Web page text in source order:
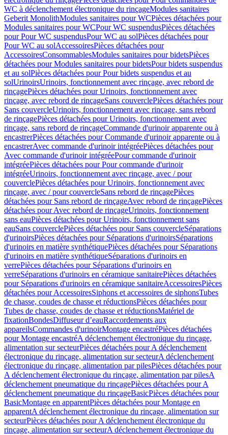
WC à déclenchement électronique du rinçageModules sanitaires
Geberit MonolithModules sanitaires pour WCPièces détachées pour
Modules sanitaires pour WCPour WC suspendusPièces détachées
pour Pour WC suspendusPour WC au solPièces détachées pour
Pour WC au solAccessoiresPièces détachées pour
AccessoiresConsommablesModules sanitaires pour bidetsPièces
détachées pour Modules sanitaires pour bidetsPour bidets suspendus
et au solPièces détachées pour Pour bidets suspendus et au
solUrinoirsUrinoirs, fonctionnement avec rinçage, avec rebord de
rinçagePièces détachées pour Urinoirs, fonctionnement avec
rinçage, avec rebord de rinçageSans couverclePièces détachées pour
Sans couvercleUrinoirs, fonctionnement avec rinçage, sans rebord
de rinçagePièces détachées pour Urinoirs, fonctionnement avec
rinçage, sans rebord de rinçageCommande d'urinoir apparente ou à
encastrerPièces détachées pour Commande d'urinoir apparente ou à
encastrerAvec commande d'urinoir intégréePièces détachées pour
Avec commande d'urinoir intégréePour commande d'urinoir
intégréePièces détachées pour Pour commande d'urinoir
intégréeUrinoirs, fonctionnement avec rinçage, avec / pour
couverclePièces détachées pour Urinoirs, fonctionnement avec
rinçage, avec / pour couvercleSans rebord de rinçagePièces
détachées pour Sans rebord de rinçageAvec rebord de rinçagePièces
détachées pour Avec rebord de rinçageUrinoirs, fonctionnement
sans eauPièces détachées pour Urinoirs, fonctionnement sans
eauSans couverclePièces détachées pour Sans couvercleSéparations
d'urinoirsPièces détachées pour Séparations d'urinoirsSéparations
d'urinoirs en matière synthétiquePièces détachées pour Séparations
d'urinoirs en matière synthétiqueSéparations d'urinoirs en
verrePièces détachées pour Séparations d'urinoirs en
verreSéparations d'urinoirs en céramique sanitairePièces détachées
pour Séparations d'urinoirs en céramique sanitaireAccessoiresPièces
détachées pour AccessoiresSiphons et accessoires de siphonsTubes
de chasse, coudes de chasse et réductionsPièces détachées pour
Tubes de chasse, coudes de chasse et réductionsMatériel de
fixationBondesDiffuseur d’eauRaccordements aux
appareilsCommandes d'urinoirMontage encastréPièces détachées
pour Montage encastréA déclenchement électronique du rinçage,
alimentation sur secteurPièces détachées pour A déclenchement
électronique du rinçage, alimentation sur secteurA déclenchement
électronique du rinçage, alimentation par pilesPièces détachées pour
A déclenchement électronique du rinçage, alimentation par pilesA
déclenchement pneumatique du rinçagePièces détachées pour A
déclenchement pneumatique du rinçageBasicPièces détachées pour
BasicMontage en apparentPièces détachées pour Montage en
apparentA déclenchement électronique du rinçage, alimentation sur
secteurPièces détachées pour A déclenchement électronique du
rinçage, alimentation sur secteurA déclenchement électronique du